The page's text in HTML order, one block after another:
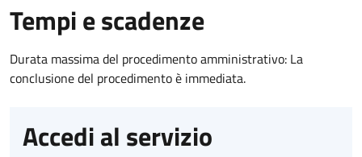
Tempi e scadenze
Durata massima del procedimento amministrativo: La
conclusione del procedimento è immediata.
Accedi al servizio